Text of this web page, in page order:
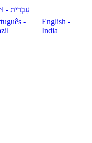
עִבְרִית - Israel
-
English -
India